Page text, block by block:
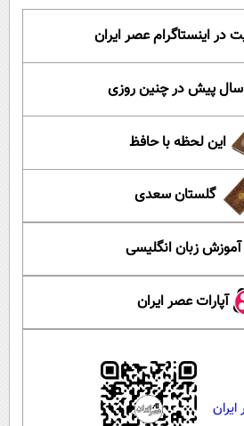
در اینستاگرام عصر ایران
این لحظه با حافظ
گلستان سعدی
آموزش زبان انگلیسی
آپارات عصر ایران